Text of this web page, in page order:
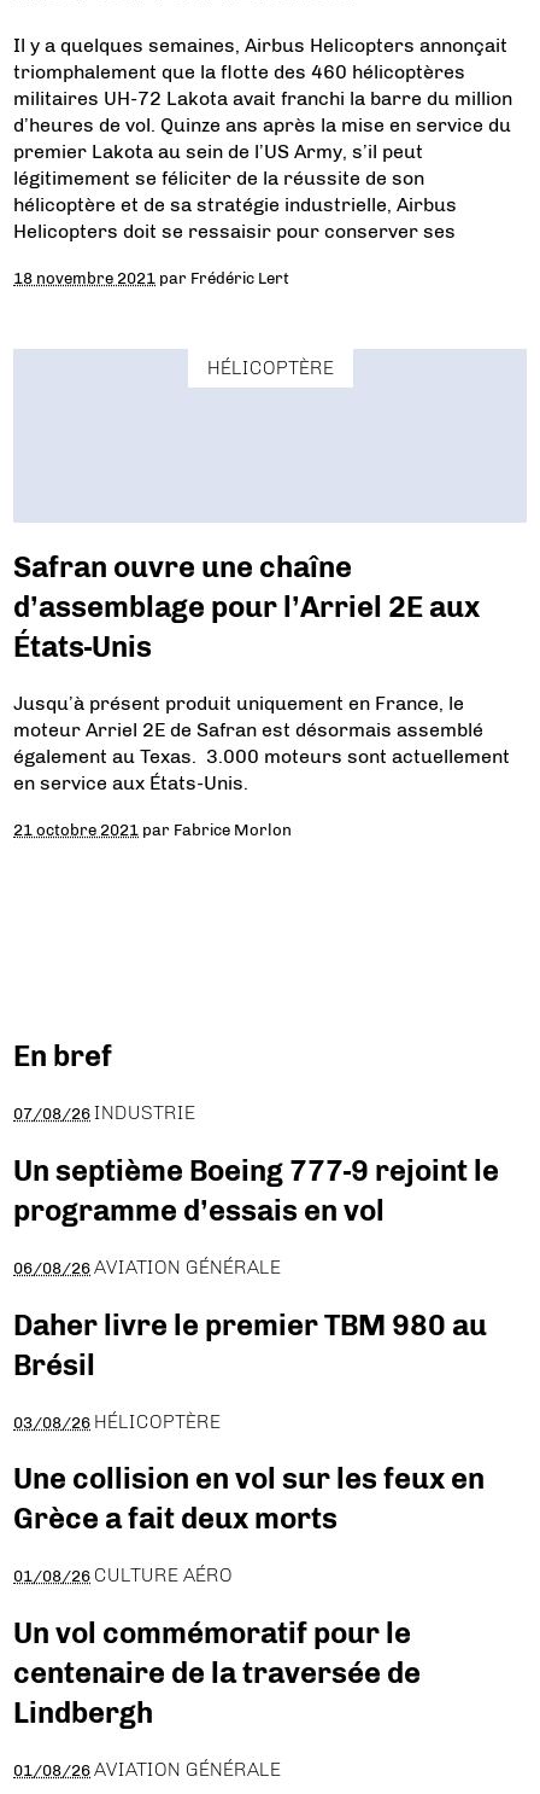
Il y a quelques semaines, Airbus Helicopters annonçait
triomphalement que la flotte des 460 hélicoptères
militaires UH-72 Lakota avait franchi la barre du million
d’heures de vol. Quinze ans après la mise en service du
premier Lakota au sein de l’US Army, s’il peut
légitimement se féliciter de la réussite de son
hélicoptère et de sa stratégie industrielle, Airbus
Helicopters doit se ressaisir pour conserver ses
18 novembre 2021 par Frédéric Lert
HÉLICOPTÈRE
Safran ouvre une chaîne
d’assemblage pour l’Arriel 2E aux
États-Unis
Jusqu’à présent produit uniquement en France, le
moteur Arriel 2E de Safran est désormais assemblé
également au Texas. 3.000 moteurs sont actuellement
en service aux États-Unis.
21 octobre 2021 par Fabrice Morlon
En bref
07/08/26 INDUSTRIE
Un septième Boeing 777-9 rejoint le
programme d’essais en vol
06/08/26 AVIATION GÉNÉRALE
Daher livre le premier TBM 980 au
Brésil
03/08/26 HÉLICOPTÈRE
Une collision en vol sur les feux en
Grèce a fait deux morts
01/08/26 CULTURE AÉRO
Un vol commémoratif pour le
centenaire de la traversée de
Lindbergh
01/08/26 AVIATION GÉNÉRALE